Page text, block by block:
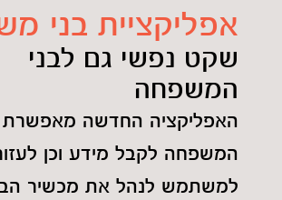
אפליקציית בני
שקט נפשי גם לבני
המשפחה
האפליקציה החדשה מאפשרת
המשפחה לקבל מידע וכן
למשתמש לנהל את מכשיר